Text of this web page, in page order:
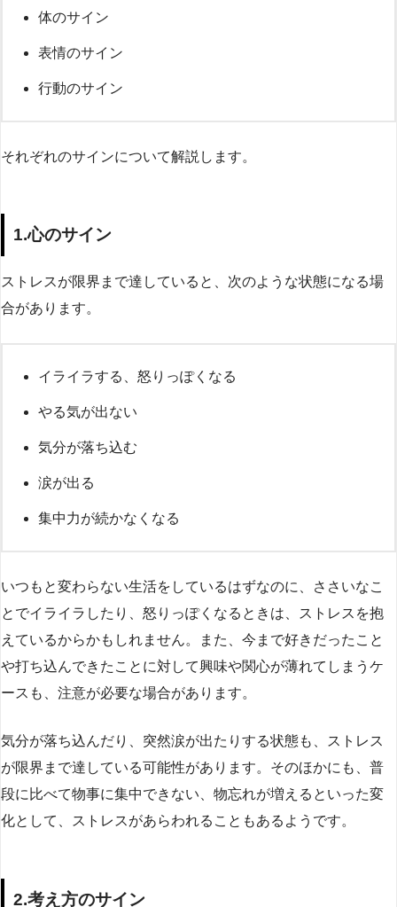
体のサイン
表情のサイン
行動のサイン
それぞれのサインについて解説します。
1.心のサイン
ストレスが限界まで達していると、次のような状態になる場
合があります。
イライラする、怒りっぽくなる
やる気が出ない
気分が落ち込む
涙が出る
集中力が続かなくなる
いつもと変わらない生活をしているはずなのに、ささいなこ
とでイライラしたり、怒りっぽくなるときは、ストレスを抱
えているからかもしれません。また、今まで好きだったこと
や打ち込んできたことに対して興味や関心が薄れてしまうケ
ースも、注意が必要な場合があります。
気分が落ち込んだり、突然涙が出たりする状態も、ストレス
が限界まで達している可能性があります。そのほかにも、普
段に比べて物事に集中できない、物忘れが増えるといった変
化として、ストレスがあらわれることもあるようです。
2.考え方のサイン